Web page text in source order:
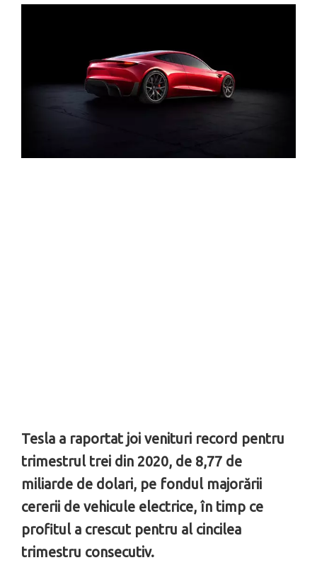
Tesla a raportat joi venituri record pentru
trimestrul trei din 2020, de 8,77 de
miliarde de dolari, pe fondul majorării
cererii de vehicule electrice, în timp ce
profitul a crescut pentru al cincilea
trimestru consecutiv.